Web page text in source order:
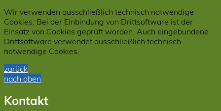
Wir verwenden ausschließlich technisch notwendige
Cookies. Bei der Einbindung von Drittsoftware ist der
Einsatz von Cookies geprüft worden. Auch eingebundene
Drittsoftware verwendet ausschließlich technisch
notwendige Cookies.
zurück
nach oben
Kontakt